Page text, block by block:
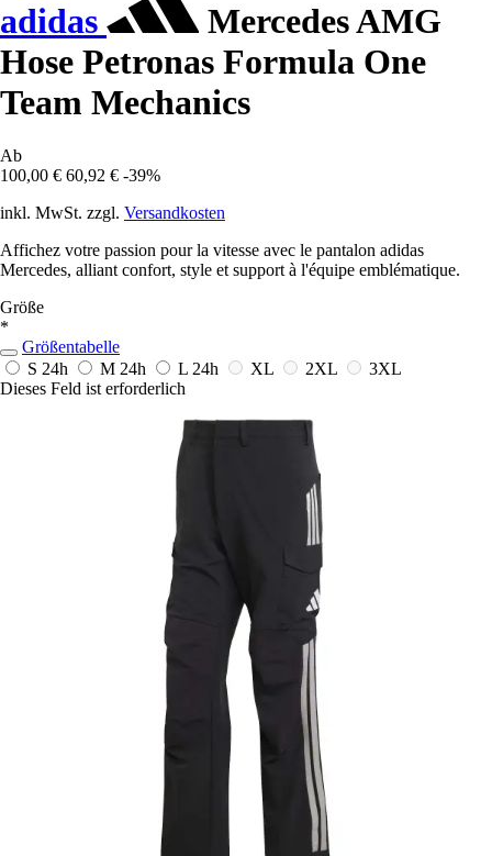
adidas
Mercedes AMG
Hose Petronas Formula One
Team Mechanics
Ab
100,00 € 60,92 € -39%
inkl. MwSt. zzgl. Versandkosten
Affichez votre passion pour la vitesse avec le pantalon adidas
Mercedes, alliant confort, style et support à l'équipe emblématique.
Größe
*
Größentabelle
S 24h M 24h L 24h XL 2XL
3XL
Dieses Feld ist erforderlich